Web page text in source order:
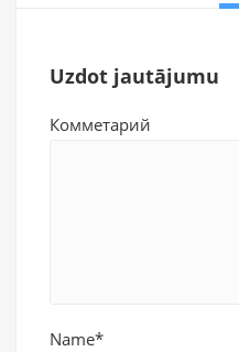
Uzdot jautājumu
Комметарий
Name*